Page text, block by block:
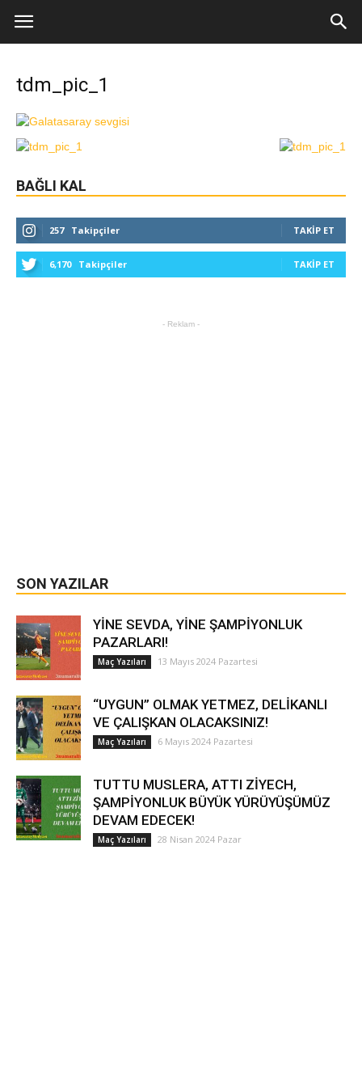
tdm_pic_1
BAĞLI KAL
257 Takipçiler TAKIP ET
6,170 Takipçiler TAKIP ET
- Reklam -
SON YAZILAR
YİNE SEVDA, YİNE ŞAMPİYONLUK
PAZARLARI!
Maç Yazıları 13 Mayıs 2024 Pazartesi
“UYGUN” OLMAK YETMEZ, DELİKANLI
VE ÇALIŞKAN OLACAKSINIZ!
Maç Yazıları 6 Mayıs 2024 Pazartesi
TUTTU MUSLERA, ATTI ZİYECH,
ŞAMPİYONLUK BÜYÜK YÜRÜYÜŞÜMÜZ
DEVAM EDECEK!
Maç Yazıları 28 Nisan 2024 Pazar